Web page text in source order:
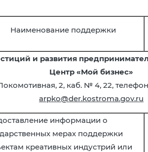
Наименование поддержки
и развития
Центр «Мой бизнес»
2, каб. № 4, 22,
arpko@der.kostroma.gov.ru
информации о
мерах поддержки
креативных индустрий или